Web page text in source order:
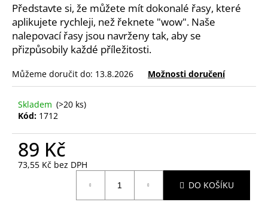
Představte si, že můžete mít dokonalé řasy, které
aplikujete rychleji, než řeknete "wow". Naše
nalepovací řasy jsou navrženy tak, aby se
přizpůsobily každé příležitosti.
Můžeme doručit do: 13.8.2026 Možnosti doručení
Skladem (>20 ks)
Kód: 1712
89 Kč
73,55 Kč bez DPH
DO KOŠÍKU
HLEDAT
o
p
o
u